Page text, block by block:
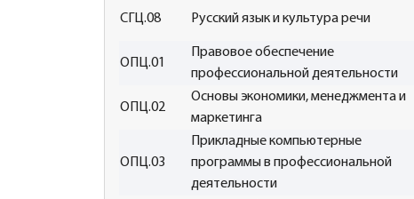
СГЦ.08 Русский язык и культура речи
ОПЦ.01
Правовое обеспечение
профессиональной деятельности
ОПЦ.02
Основы экономики, менеджмента и
маркетинга
ОПЦ.03
Прикладные компьютерные
программы в профессиональной
деятельности